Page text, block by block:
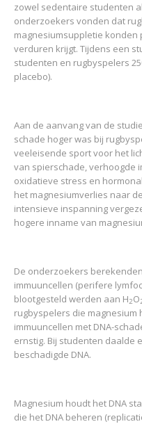
zowel sedentaire studenten
onderzoekers vonden dat
magnesiumsuppletie konden
verduren krijgt. Tijdens een
studenten en rugbyspelers
placebo).
Aan de aanvang van de
schade hoger was bij
veeleisende sport voor het
van spierschade, verhoogde
oxidatieve stress en
het magnesiumverlies naar
intensieve inspanning
hogere inname van
De onderzoekers
immuuncellen (perifere
blootgesteld werden aan H2O
rugbyspelers die
immuuncellen met DNA-
ernstig. Bij studenten daalde
beschadigde DNA.
Magnesium houdt het DNA
die het DNA beheren